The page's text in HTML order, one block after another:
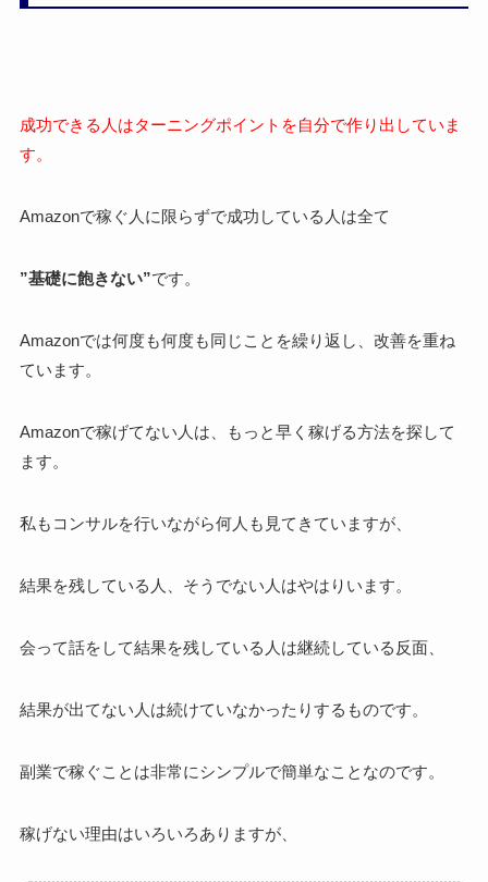
成功できる人はターニングポイントを自分で作り出していま
す。
Amazonで稼ぐ人に限らずで成功している人は全て
”基礎に飽きない”です。
Amazonでは何度も何度も同じことを繰り返し、改善を重ね
ています。
Amazonで稼げてない人は、もっと早く稼げる方法を探して
ます。
私もコンサルを行いながら何人も見てきていますが、
結果を残している人、そうでない人はやはりいます。
会って話をして結果を残している人は継続している反面、
結果が出てない人は続けていなかったりするものです。
副業で稼ぐことは非常にシンプルで簡単なことなのです。
稼げない理由はいろいろありますが、